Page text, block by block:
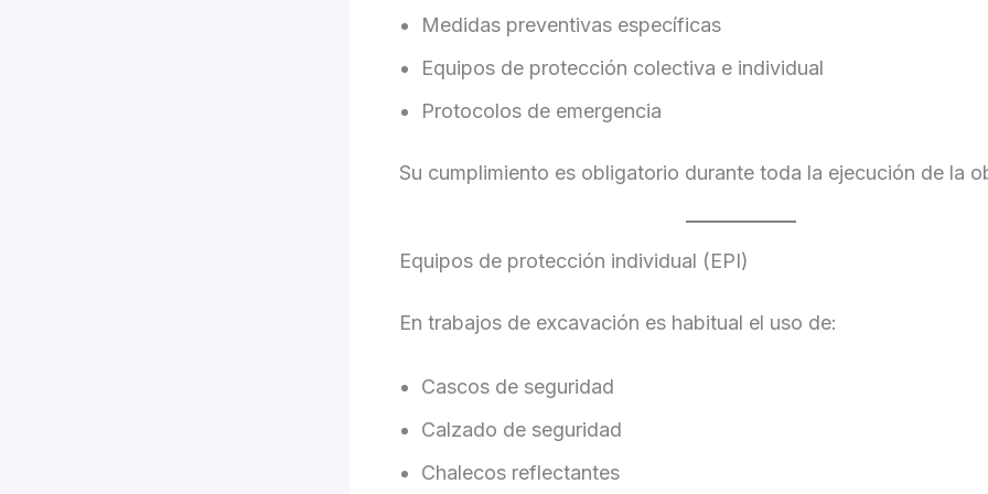
Medidas preventivas específicas
Equipos de protección colectiva e individual
Protocolos de emergencia
Su cumplimiento es obligatorio durante toda la ejecución de la
Equipos de protección individual (EPI)
En trabajos de excavación es habitual el uso de:
Cascos de seguridad
Calzado de seguridad
Chalecos reflectantes